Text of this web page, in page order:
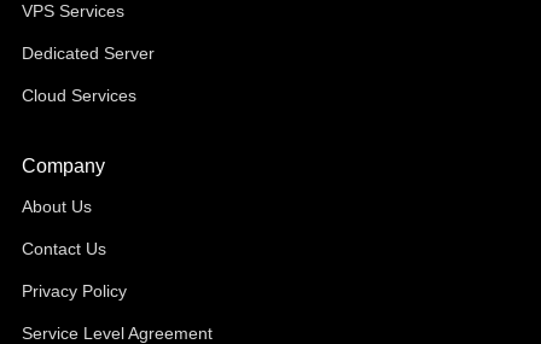
VPS Services
Dedicated Server
Cloud Services
Company
About Us
Contact Us
Privacy Policy
Service Level Agreement